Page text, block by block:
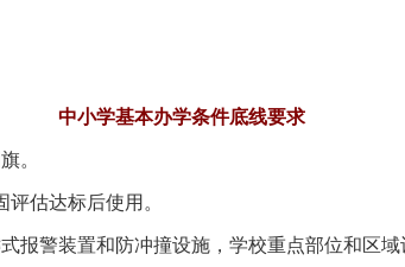
中小学基本办学条件底线要求
。
估达标后使用。
警装置和防冲撞设施，学校重点部位和区域